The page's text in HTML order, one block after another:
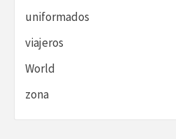
uniformados
viajeros
World
zona